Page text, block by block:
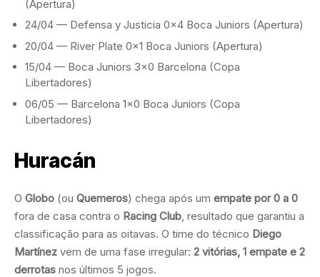
(Apertura)
24/04 — Defensa y Justicia 0×4 Boca Juniors (Apertura)
20/04 — River Plate 0×1 Boca Juniors (Apertura)
15/04 — Boca Juniors 3×0 Barcelona (Copa
Libertadores)
06/05 — Barcelona 1×0 Boca Juniors (Copa
Libertadores)
Huracán
O Globo (ou Quemeros) chega após um empate por 0 a 0
fora de casa contra o Racing Club , resultado que garantiu a
classificação para as oitavas. O time do técnico Diego
Martínez vem de uma fase irregular: 2 vitórias, 1 empate e 2
derrotas nos últimos 5 jogos.